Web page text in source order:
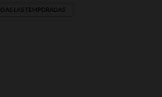
LAS TEMPORADAS